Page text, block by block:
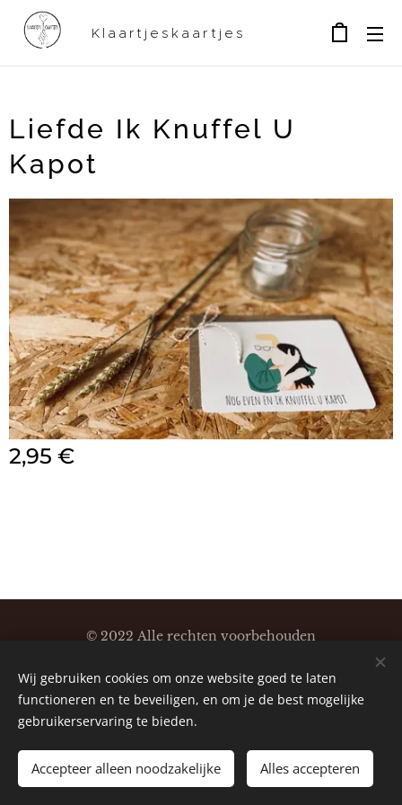
Klaartjeskaartjes
Liefde Ik Knuffel U
Kapot
2,95 €
TOEVOEGEN AAN DE WINKELWAGEN
© 2022 Alle rechten voorbehouden
Cookies
Wij gebruiken cookies om onze website goed te laten
functioneren en te beveiligen, en om je de best mogelijke
gebruikerservaring te bieden.
Accepteer alleen noodzakelijke Alles accepteren